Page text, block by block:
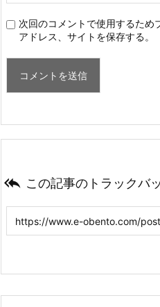
次回のコメントで使用するため
アドレス、サイトを保存する。
 この記事のトラックバ